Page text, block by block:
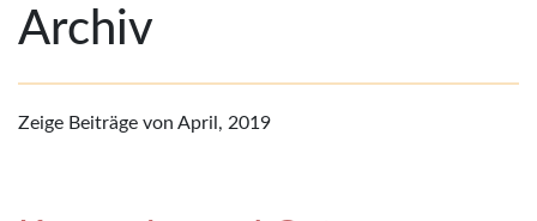
Archiv
Zeige Beiträge von April, 2019